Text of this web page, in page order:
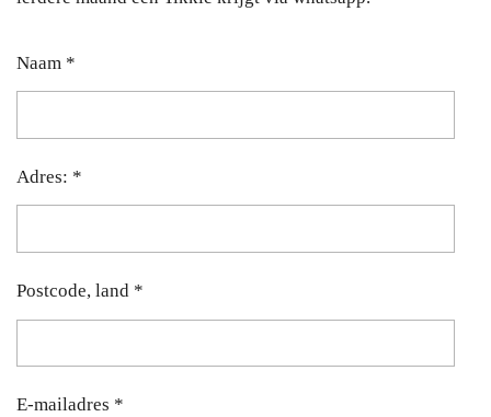
Naam *
Adres: *
Postcode, land *
E-mailadres *